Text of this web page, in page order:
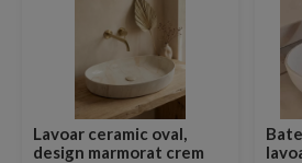
Lavoar ceramic oval,
design marmorat crem